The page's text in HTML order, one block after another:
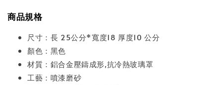
商品規格
尺寸：長 25公分*寬度18 厚度10 公分
顏色：黑色
材質：鋁合金壓鑄成形,抗冷熱玻璃罩
工藝：噴漆磨砂